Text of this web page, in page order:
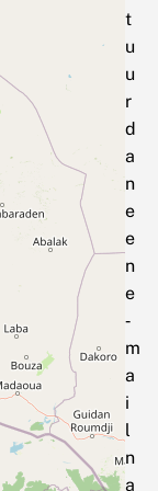
t
u
u
r
d
a
n
e
e
n
e
‑
m
a
i
l
n
a